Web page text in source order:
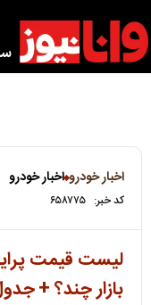
اخبار خودرو اخبار خودرو
کد خبر: ۶۵۸۷۷۵
لیست قیمت
بازار چند؟ + جدول